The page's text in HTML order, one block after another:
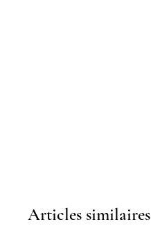
Articles similaires